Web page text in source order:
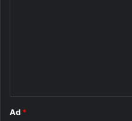
Ad *